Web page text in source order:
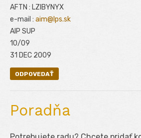
AFTN : LZIBYNYX
e-mail : aim@lps.sk
AIP SUP
10/09
31 DEC 2009
ODPOVEDAŤ
Poradňa